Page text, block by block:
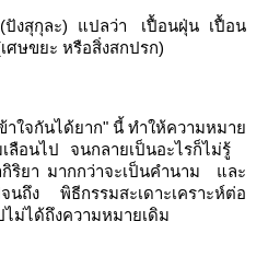
(ปังสุกุละ) ปลว่า เปื้อนฝุ่น เปื้อน
ศษขยะ หรือสิ่งสกปรก)
าใจกันได้ยาก" นี้ ทำให้ความหมา
ลือนไป จนกลายเป็นอะไรก็ไม่รู้
ยา มากกว่าจะเป็นคำนาม
ละ
นถึง พิธีกรรมสะเดาะเคราะห์ต่อ
ม่ได้ถึงความหมายเดิม